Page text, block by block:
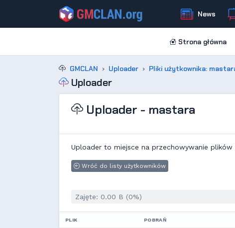
News
Strona główna
GMCLAN Uploader Pliki użytkownika:
Uploader
Uploader - mastara
Uploader to miejsce na przechowywanie
Wróć do listy użytkowników
Zajęte: 0.00 B (0%)
PLIK POBRAŃ